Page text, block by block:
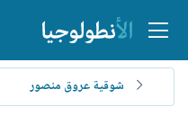
شوقية عروق منصور